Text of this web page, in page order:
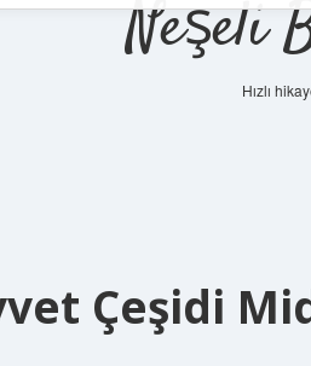
Neşeli
Hızlı
Çeşidi